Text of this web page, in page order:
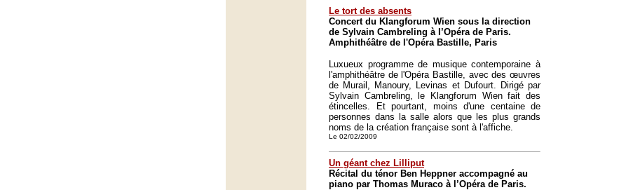
Le tort des absents
Concert du Klangforum Wien sous la direction
de Sylvain Cambreling à l’Opéra de Paris.
Amphithéâtre de l'Opéra Bastille, Paris
Luxueux programme de musique contemporaine à
l'amphithéâtre de l'Opéra Bastille, avec des œuvres
de Murail, Manoury, Levinas et Dufourt. Dirigé par
Sylvain Cambreling, le Klangforum Wien fait des
étincelles. Et pourtant, moins d'une centaine de
personnes dans la salle alors que les plus grands
noms de la création française sont à l'affiche.
Le 02/02/2009
Un géant chez Lilliput
Récital du ténor Ben Heppner accompagné au
piano par Thomas Muraco à l’Opéra de Paris.